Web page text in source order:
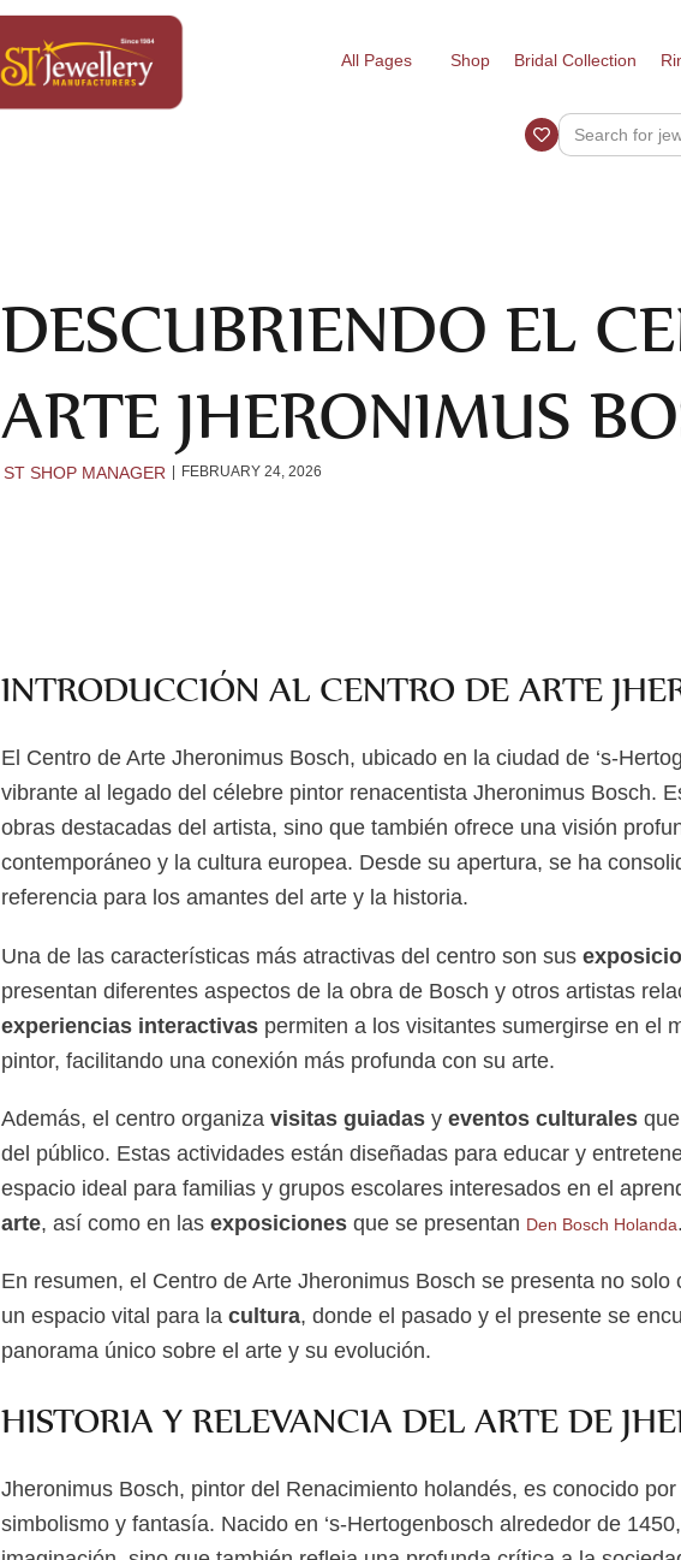
All Pages Shop Bridal Collection
DESCUBRIENDO EL
ARTE JHERONIMUS
ST SHOP MANAGER FEBRUARY 24, 2026
INTRODUCCIÓN AL CENTRO DE ARTE
El Centro de Arte Jheronimus Bosch, ubicado en la ciudad de ‘s-
vibrante al legado del célebre pintor renacentista Jheronimus Bosch.
obras destacadas del artista, sino que también ofrece una visión
contemporáneo y la cultura europea. Desde su apertura, se ha
referencia para los amantes del arte y la historia.
Una de las características más atractivas del centro son sus
presentan diferentes aspectos de la obra de Bosch y otros artistas
experiencias interactivas permiten a los visitantes sumergirse en el
pintor, facilitando una conexión más profunda con su arte.
Además, el centro organiza visitas guiadas y eventos culturales
del público. Estas actividades están diseñadas para educar y
espacio ideal para familias y grupos escolares interesados en el
arte, así como en las exposiciones que se presentan Den Bosch Holanda.
En resumen, el Centro de Arte Jheronimus Bosch se presenta no
un espacio vital para la cultura, donde el pasado y el presente se
panorama único sobre el arte y su evolución.
HISTORIA Y RELEVANCIA DEL ARTE DE
Jheronimus Bosch, pintor del Renacimiento holandés, es conocido
simbolismo y fantasía. Nacido en ‘s-Hertogenbosch alrededor de